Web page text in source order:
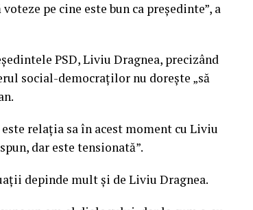
pe cine este bun ca preşedinte”, a
PSD, Liviu Dragnea, precizând
social-democraţilor nu doreşte „să
relaţia sa în acest moment cu Liviu
dar este tensionată”.
depinde mult şi de Liviu Dragnea.